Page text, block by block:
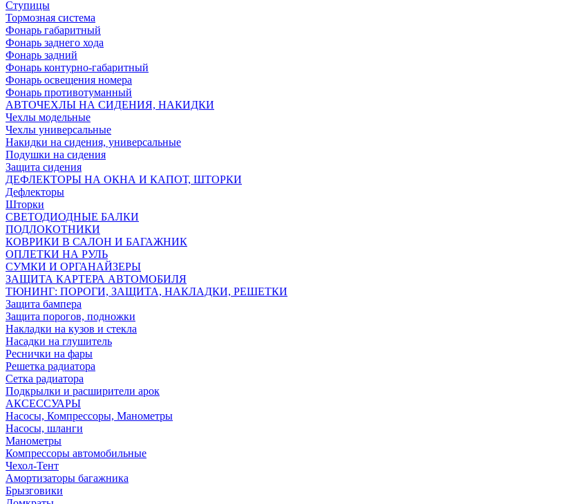
Ступицы
Тормозная система
Фонарь габаритный
Фонарь заднего хода
Фонарь задний
Фонарь контурно-габаритный
Фонарь освещения номера
Фонарь противотуманный
АВТОЧЕХЛЫ НА СИДЕНИЯ, НАКИДКИ
Чехлы модельные
Чехлы универсальные
Накидки на сидения, универсальные
Подушки на сидения
Защита сидения
ДЕФЛЕКТОРЫ НА ОКНА И КАПОТ, ШТОРКИ
Дефлекторы
Шторки
СВЕТОДИОДНЫЕ БАЛКИ
ПОДЛОКОТНИКИ
КОВРИКИ В САЛОН И БАГАЖНИК
ОПЛЕТКИ НА РУЛЬ
СУМКИ И ОРГАНАЙЗЕРЫ
ЗАЩИТА КАРТЕРА АВТОМОБИЛЯ
ТЮНИНГ: ПОРОГИ, ЗАЩИТА, НАКЛАДКИ, РЕШЕТКИ
Защита бампера
Защита порогов, подножки
Накладки на кузов и стекла
Насадки на глушитель
Реснички на фары
Решетка радиатора
Сетка радиатора
Подкрылки и расширители арок
АКСЕССУАРЫ
Насосы, Компрессоры, Манометры
Насосы, шланги
Манометры
Компрессоры автомобильные
Чехол-Тент
Амортизаторы багажника
Брызговики